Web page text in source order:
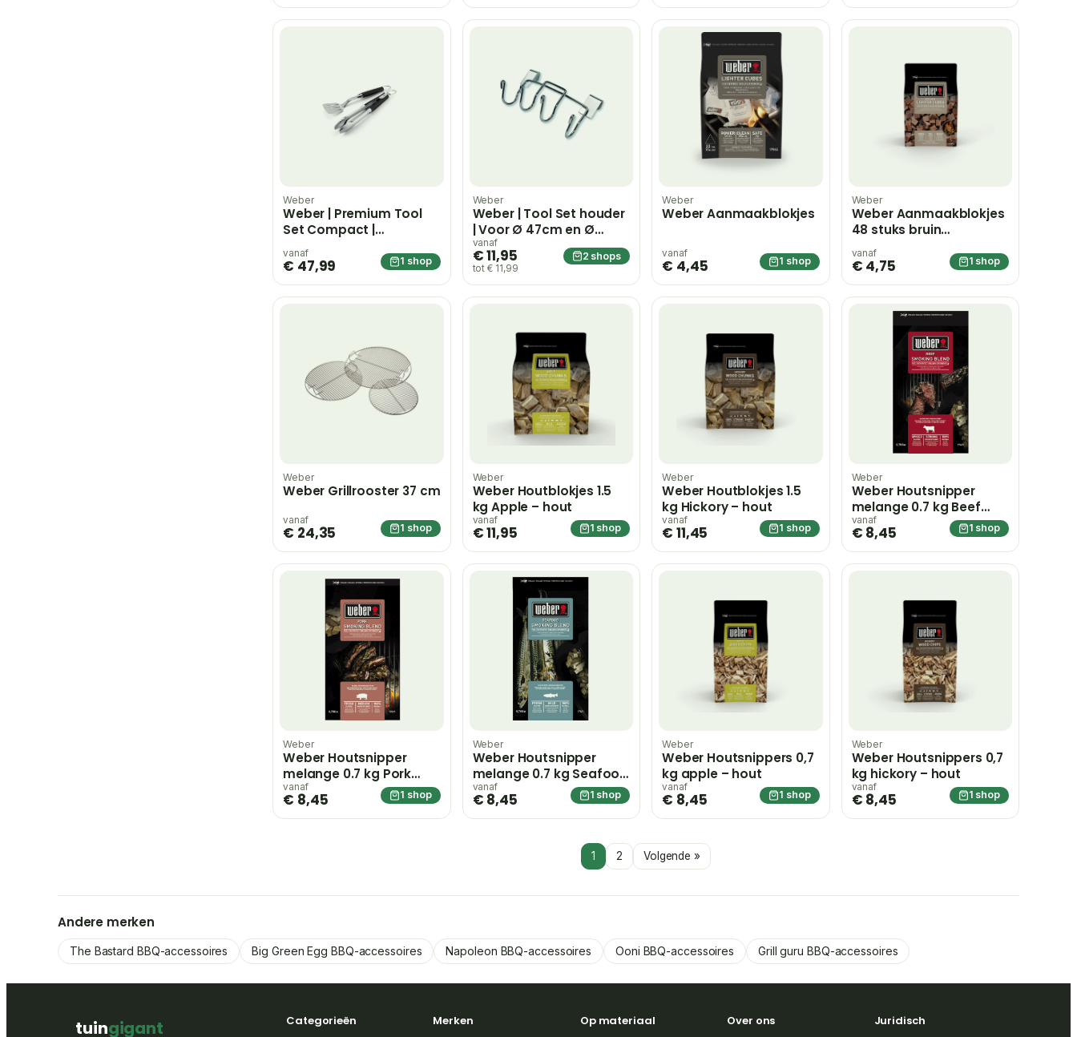
Weber
Weber | Premium Tool
Set Compact |
Tweedelig
vanaf
€ 47,99 1 shop
Weber
Weber | Tool Set houder
| Voor Ø 47cm en Ø
57cm
vanaf
€ 11,95
tot € 11,99
2 shops
Weber
Weber Aanmaakblokjes
vanaf
€ 4,45 1 shop
Weber
Weber Aanmaakblokjes
48 stuks bruin
ecologisch
vanaf
€ 4,75 1 shop
Weber
Weber Grillrooster 37 cm
vanaf
€ 24,35 1 shop
Weber
Weber Houtblokjes 1.5
kg Apple – hout
vanaf
€ 11,95 1 shop
Weber
Weber Houtblokjes 1.5
kg Hickory – hout
vanaf
€ 11,45 1 shop
Weber
Weber Houtsnipper
melange 0.7 kg Beef
Wood chips blend –
hout
vanaf
€ 8,45 1 shop
Weber
Weber Houtsnipper
melange 0.7 kg Pork
Wood chips blend –
hout
vanaf
€ 8,45 1 shop
Weber
Weber Houtsnipper
melange 0.7 kg Seafood
Wood chips blend –
hout
vanaf
€ 8,45 1 shop
Weber
Weber Houtsnippers 0,7
kg apple – hout
vanaf
€ 8,45 1 shop
Weber
Weber Houtsnippers 0,7
kg hickory – hout
vanaf
€ 8,45 1 shop
1 2 Volgende »
Andere merken
The Bastard BBQ-accessoires Big Green Egg BBQ-accessoires Napoleon BBQ-accessoires Ooni BBQ-accessoires Grill guru BBQ-accessoires
tuingigant Categorieën Merken Op materiaal Over ons Juridisch